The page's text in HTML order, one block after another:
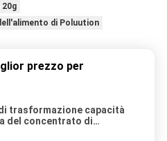
di Poluution
prezzo per
trasformazione capacità
del concentrato di